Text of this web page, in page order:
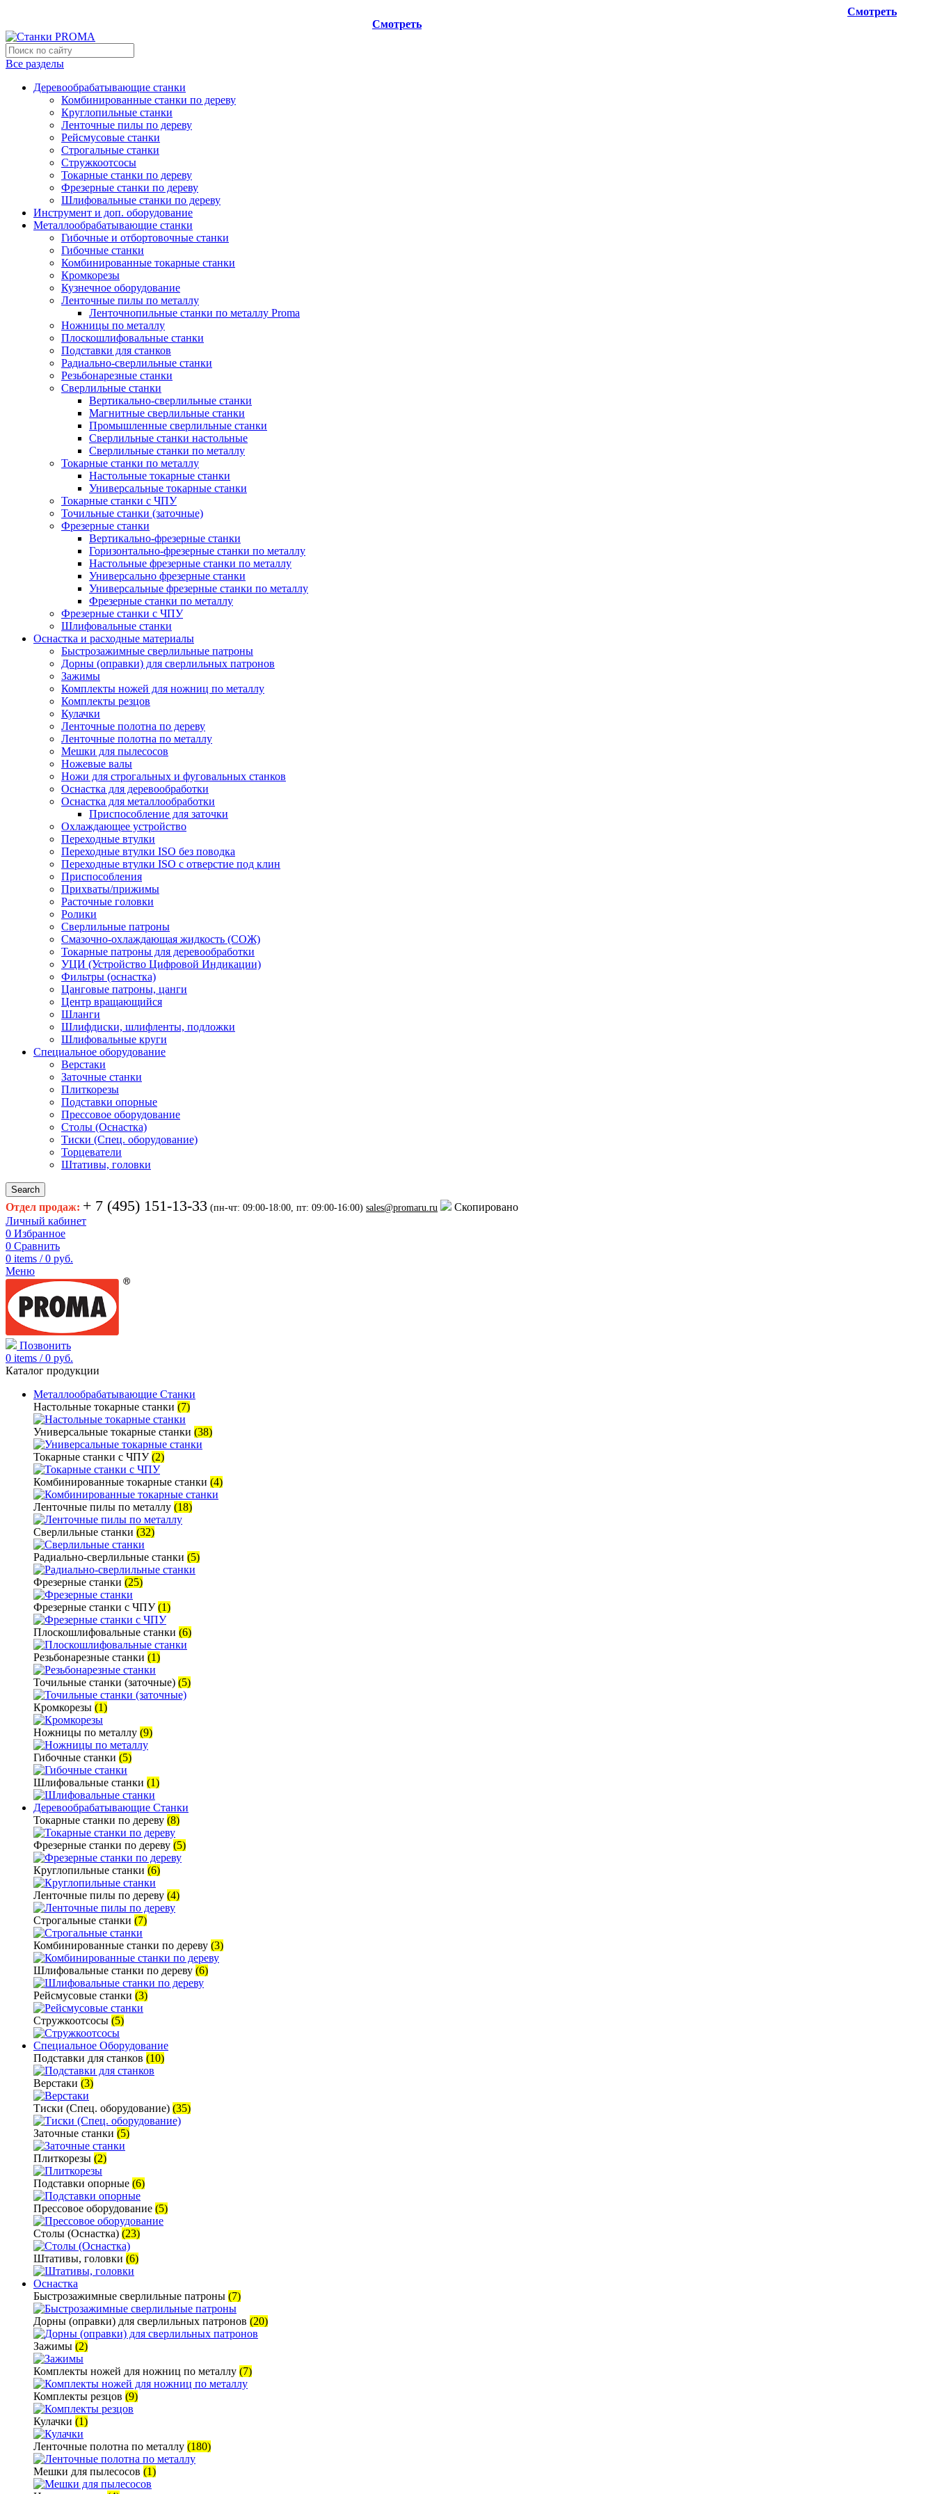
Смотреть
Смотреть
Все разделы
Деревообрабатывающие станки
Комбинированные станки по дереву
Круглопильные станки
Ленточные пилы по дереву
Рейсмусовые станки
Строгальные станки
Стружкоотсосы
Токарные станки по дереву
Фрезерные станки по дереву
Шлифовальные станки по дереву
Инструмент и доп. оборудование
Металлообрабатывающие станки
Гибочные и отбортовочные станки
Гибочные станки
Комбинированные токарные станки
Кромкорезы
Кузнечное оборудование
Ленточные пилы по металлу
Ленточнопильные станки по металлу Proma
Ножницы по металлу
Плоскошлифовальные станки
Подставки для станков
Радиально-сверлильные станки
Резьбонарезные станки
Сверлильные станки
Вертикально-сверлильные станки
Магнитные сверлильные станки
Промышленные сверлильные станки
Сверлильные станки настольные
Сверлильные станки по металлу
Токарные станки по металлу
Настольные токарные станки
Универсальные токарные станки
Токарные станки с ЧПУ
Точильные станки (заточные)
Фрезерные станки
Вертикально-фрезерные станки
Горизонтально-фрезерные станки по металлу
Настольные фрезерные станки по металлу
Универсально фрезерные станки
Универсальные фрезерные станки по металлу
Фрезерные станки по металлу
Фрезерные станки с ЧПУ
Шлифовальные станки
Оснастка и расходные материалы
Быстрозажимные сверлильные патроны
Дорны (оправки) для сверлильных патронов
Зажимы
Комплекты ножей для ножниц по металлу
Комплекты резцов
Кулачки
Ленточные полотна по дереву
Ленточные полотна по металлу
Мешки для пылесосов
Ножевые валы
Ножи для строгальных и фуговальных станков
Оснастка для деревообработки
Оснастка для металлообработки
Приспособление для заточки
Охлаждающее устройство
Переходные втулки
Переходные втулки ISO без поводка
Переходные втулки ISO с отверстие под клин
Приспособления
Прихваты/прижимы
Расточные головки
Ролики
Сверлильные патроны
Смазочно-охлаждающая жидкость (СОЖ)
Токарные патроны для деревообработки
УЦИ (Устройство Цифровой Индикации)
Фильтры (оснастка)
Цанговые патроны, цанги
Центр вращающийся
Шланги
Шлифдиски, шлифленты, подложки
Шлифовальные круги
Специальное оборудование
Верстаки
Заточные станки
Плиткорезы
Подставки опорные
Прессовое оборудование
Столы (Оснастка)
Тиски (Спец. оборудование)
Торцеватели
Штативы, головки
Search
Отдел продаж: + 7 (495) 151-13-33 (пн-чт: 09:00-18:00, пт: 09:00-16:00) sales@promaru.ru
Скопировано
Личный кабинет
0 Избранное
0 Сравнить
0 items / 0 руб.
Меню
Позвонить
0 items / 0 руб.
Каталог продукции
Металлообрабатывающие Станки
Настольные токарные станки (7)
Универсальные токарные станки (38)
Токарные станки с ЧПУ(2)
Комбинированные токарные станки (4)
Ленточные пилы по металлу (18)
Сверлильные станки (32)
Радиально-сверлильные станки (5)
Фрезерные станки (25)
Фрезерные станки с ЧПУ(1)
Плоскошлифовальные станки (6)
Резьбонарезные станки (1)
Точильные станки (заточные) (5)
Кромкорезы (1)
Ножницы по металлу (9)
Гибочные станки (5)
Шлифовальные станки (1)
Деревообрабатывающие Станки
Токарные станки по дереву (8)
Фрезерные станки по дереву (5)
Круглопильные станки (6)
Ленточные пилы по дереву (4)
Строгальные станки (7)
Комбинированные станки по дереву (3)
Шлифовальные станки по дереву (6)
Рейсмусовые станки (3)
Стружкоотсосы (5)
Специальное Оборудование
Подставки для станков (10)
Верстаки (3)
Тиски (Спец. оборудование) (35)
Заточные станки (5)
Плиткорезы (2)
Подставки опорные (6)
Прессовое оборудование (5)
Столы (Оснастка) (23)
Штативы, головки (6)
Оснастка
Быстрозажимные сверлильные патроны (7)
Дорны (оправки) для сверлильных патронов (20)
Зажимы (2)
Комплекты ножей для ножниц по металлу (7)
Комплекты резцов (9)
Кулачки (1)
Ленточные полотна по металлу (180)
Мешки для пылесосов (1)